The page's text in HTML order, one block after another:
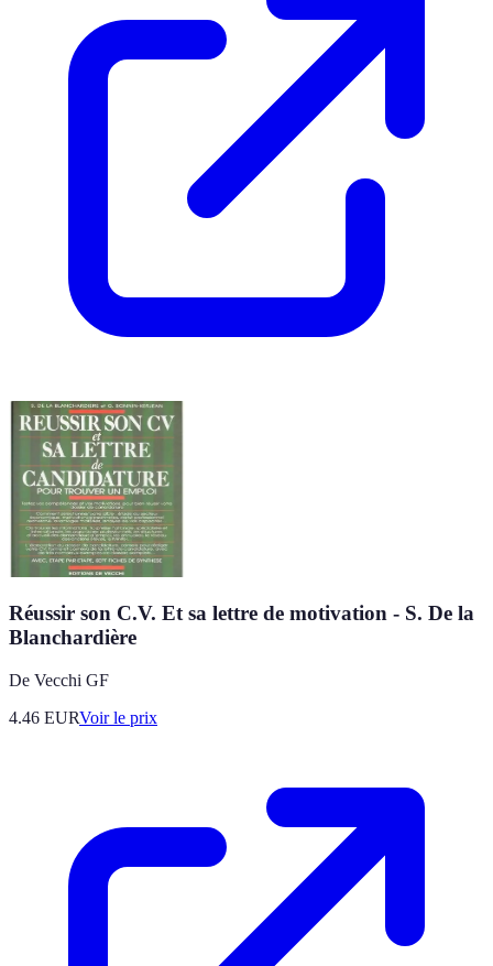
Réussir son C.V. Et sa lettre de motivation - S. De la
Blanchardière
De Vecchi GF
4.46 EURVoir le prix